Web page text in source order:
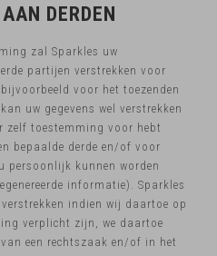
DERDEN
zal Sparkles uw
partijen verstrekken voor
voor het toezenden
uw gegevens wel verstrekken
zelf toestemming voor hebt
bepaalde derde en/of voor
persoonlijk kunnen worden
informatie). Sparkles
indien wij daartoe op
verplicht zijn, we daartoe
een rechtszaak en/of in het